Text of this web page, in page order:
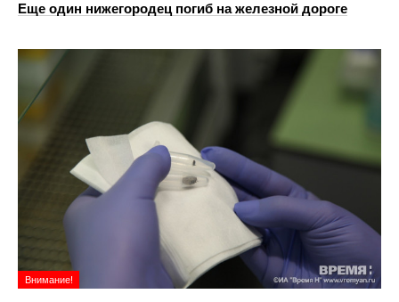
Еще один нижегородец погиб на железной дороге
Внимание!